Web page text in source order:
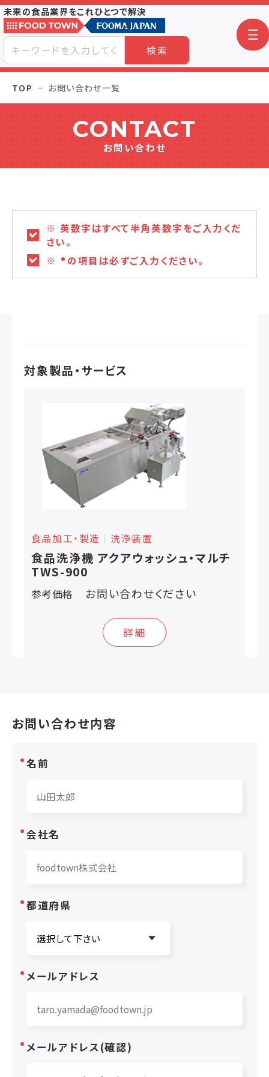
未来の食品業界をこれひとつで解決
検索
TOP お問い合わせ一覧
CONTACT
お問い合わせ
※ 英数字はすべて半角英数字をご入力くだ
さい。
※ の項目は必ずご入力ください。
対象製品・サービス
食品加工・製造 │ 洗浄装置
食品洗浄機 アクアウォッシュ・マルチ
TWS-900
参考価格 お問い合わせください
詳細
お問い合わせ内容
名前
会社名
都道府県
メールアドレス
メールアドレス(確認)